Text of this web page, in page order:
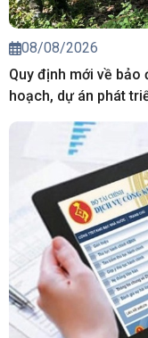
08/08/2026
Quy định mới về
hoạch, dự án phát